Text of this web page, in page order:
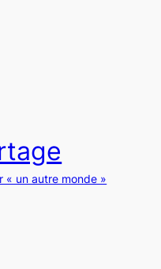
« un autre monde »